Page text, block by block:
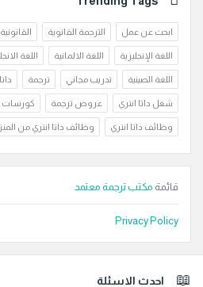
ابحث عن عمل الترجمة القانوية
اللغة الإنجليزية اللغة الالمانية اللغة
اللغة الصينية تدريب مجاني ترجمة
شغل داتا انتري عروض ترجمة كورسات
وظائف داتا انتري وظائف داتا انتري من
قائمة مكتب ترجمة معتمد
Privacy Policy
الفوتراحدث الاسئلة